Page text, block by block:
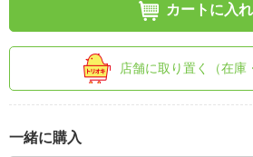
カートに入
店舗に取り置く（在庫
一緒に購入